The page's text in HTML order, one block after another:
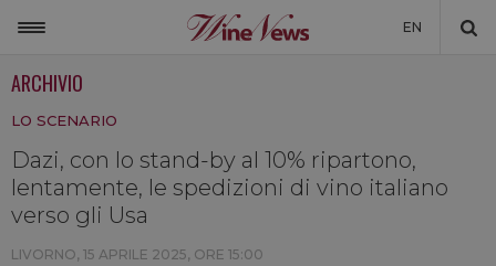
EN
NON SOLO VINO
LA CANTINA DI WINENEWS
ARCHIVIO
LO SCENARIO
Dazi, con lo stand-by al 10% ripartono,
lentamente, le spedizioni di vino italiano
verso gli Usa
LIVORNO, 15 APRILE 2025, ORE 15:00